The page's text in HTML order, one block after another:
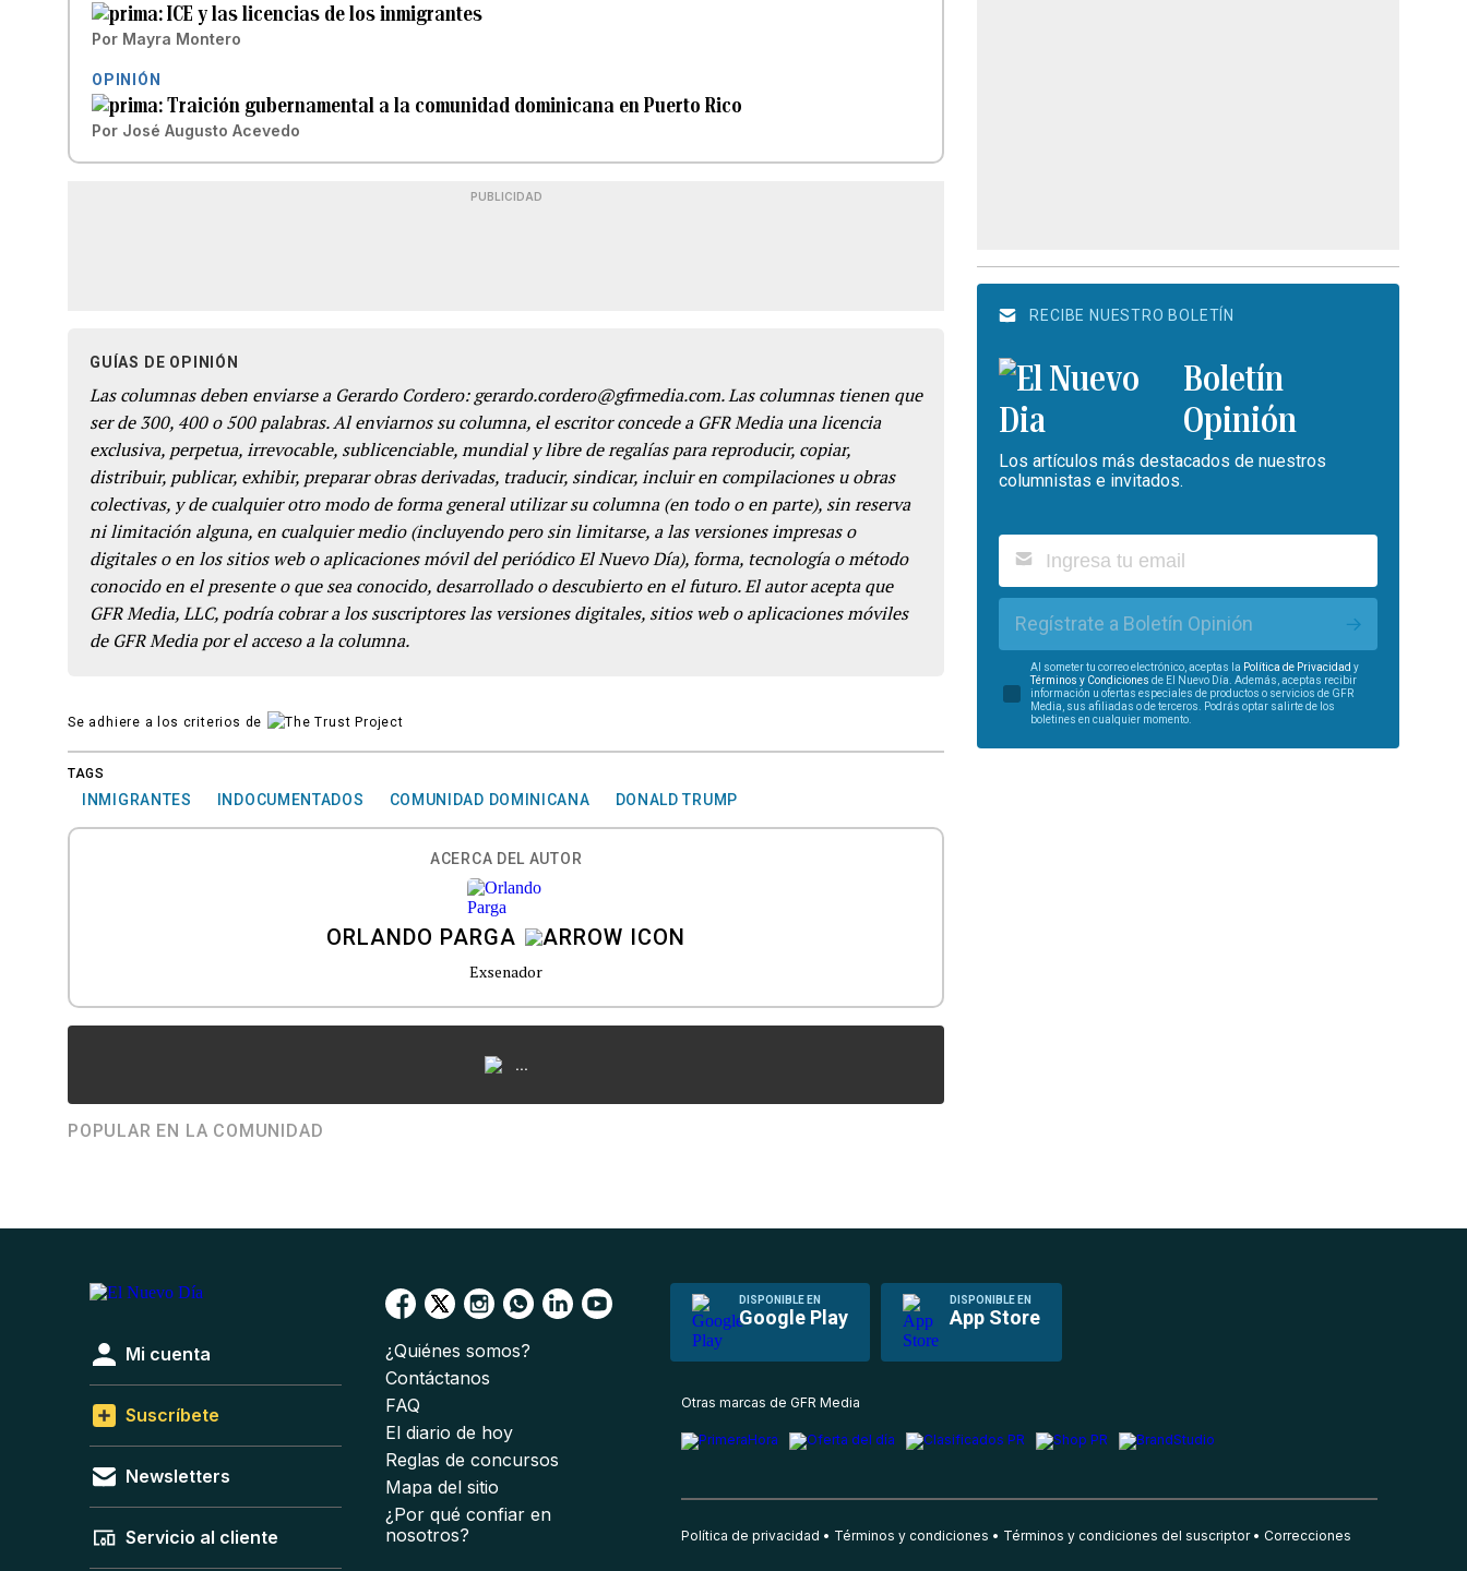
ICE y las licencias de los inmigrantes
Por Mayra Montero
OPINIÓN
Traición gubernamental a la comunidad dominicana en Puerto Rico
Por José Augusto Acevedo
PUBLICIDAD
GUÍAS DE OPINIÓN
Las columnas deben enviarse a Gerardo Cordero: gerardo.cordero@gfrmedia.com. Las columnas tienen que
ser de 300, 400 o 500 palabras. Al enviarnos su columna, el escritor concede a GFR Media una licencia
exclusiva, perpetua, irrevocable, sublicenciable, mundial y libre de regalías para reproducir, copiar,
distribuir, publicar, exhibir, preparar obras derivadas, traducir, sindicar, incluir en compilaciones u obras
colectivas, y de cualquier otro modo de forma general utilizar su columna (en todo o en parte), sin reserva
ni limitación alguna, en cualquier medio (incluyendo pero sin limitarse, a las versiones impresas o
digitales o en los sitios web o aplicaciones móvil del periódico El Nuevo Día), forma, tecnología o método
conocido en el presente o que sea conocido, desarrollado o descubierto en el futuro. El autor acepta que
GFR Media, LLC, podría cobrar a los suscriptores las versiones digitales, sitios web o aplicaciones móviles
de GFR Media por el acceso a la columna.
Se adhiere a los criterios de
TAGS
INMIGRANTES INDOCUMENTADOS COMUNIDAD DOMINICANA DONALD TRUMP
ACERCA DEL AUTOR
ORLANDO PARGA
Exsenador
...
POPULAR EN LA COMUNIDAD
RECIBE NUESTRO BOLETÍN
Boletín
Opinión
Los artículos más destacados de nuestros
columnistas e invitados.
Regístrate a Boletín Opinión
Al someter tu correo electrónico, aceptas la Política de Privacidad y
Términos y Condiciones de El Nuevo Día. Además, aceptas recibir
información u ofertas especiales de productos o servicios de GFR
Media, sus afiliadas o de terceros. Podrás optar salirte de los
boletines en cualquier momento.
DISPONIBLE EN
Google Play
DISPONIBLE EN
App Store
Mi cuenta
Suscríbete
Newsletters
Servicio al cliente
¿Quiénes somos?
Contáctanos
FAQ
El diario de hoy
Reglas de concursos
Mapa del sitio
¿Por qué confiar en
nosotros?
Otras marcas de GFR Media
Política de privacidad Términos y condiciones Términos y condiciones del suscriptor Correcciones